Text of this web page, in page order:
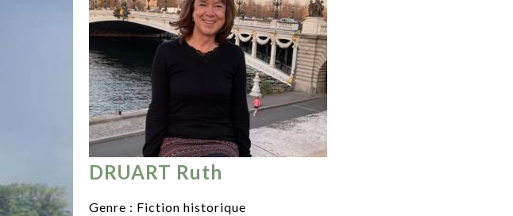
DRUART Ruth
Genre : Fiction historique